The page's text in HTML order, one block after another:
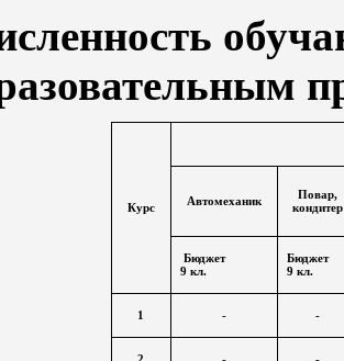
Курс Автомеханик
Повар,
кондитер
Бюджет
9 кл.
Бюджет
9 кл.
1 - -